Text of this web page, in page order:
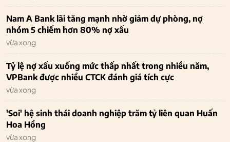
Nam A Bank lãi tăng mạnh nhờ giảm dự phòng, nợ
nhóm 5 chiếm hơn 80% nợ xấu
vừa xong
Tỷ lệ nợ xấu xuống mức thấp nhất trong nhiều năm,
VPBank được nhiều CTCK đánh giá tích cực
vừa xong
'Soi' hệ sinh thái doanh nghiệp trăm tỷ liên quan Huấn
Hoa Hồng
vừa xong